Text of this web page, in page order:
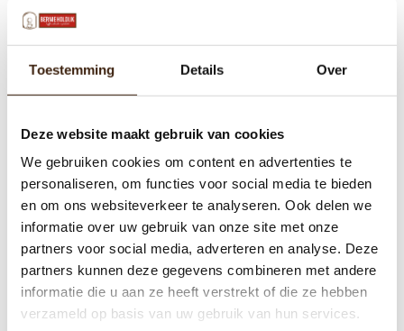
Toestemming Details Over
Deze website maakt gebruik van cookies
We gebruiken cookies om content en advertenties te
personaliseren, om functies voor social media te bieden
en om ons websiteverkeer te analyseren. Ook delen we
informatie over uw gebruik van onze site met onze
partners voor social media, adverteren en analyse. Deze
partners kunnen deze gegevens combineren met andere
informatie die u aan ze heeft verstrekt of die ze hebben
verzameld op basis van uw gebruik van hun services.
€0,00
Toevoegen aan winkelwagen